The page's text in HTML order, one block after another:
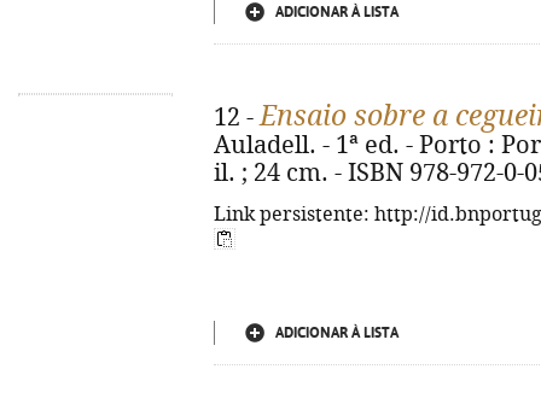
ADICIONAR À LISTA
12 -Ensaio sobre a
Auladell. - 1ª ed. - Porto :
il. ; 24 cm. - ISBN 978-972-0-
Link persistente: http://
ADICIONAR À LISTA